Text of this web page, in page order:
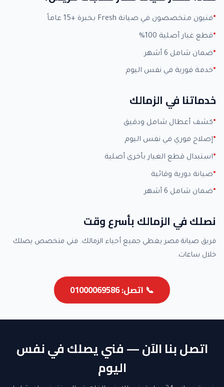
فنيون متخصصون في صيانة Fresh بخبرة +15 عاماً
قطع غيار أصلية 100%
ضمان شامل 6 أشهر
خدمة فورية في نفس اليوم
خدماتنا في الزمالك
كشف أعطال شامل ودقيق
إصلاح فوري في نفس اليوم
استبدال قطع الغيار بأخرى أصلية
صيانة دورية وقائية
ضمان شامل 6 أشهر
نصلك في الزمالك بأسرع وقت
فريق صيانة مصر يغطي جميع أحياء الزمالك. فني متخصص يصلك
خلال ساعات.
📞 اتصل: 01000069586
اتصل بنا الآن — فني يصلك في نفس
اليوم